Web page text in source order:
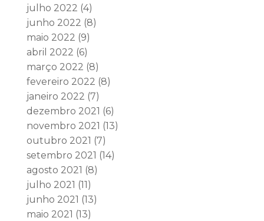
julho 2022 (4)
junho 2022 (8)
maio 2022 (9)
abril 2022 (6)
março 2022 (8)
fevereiro 2022 (8)
janeiro 2022 (7)
dezembro 2021 (6)
novembro 2021 (13)
outubro 2021 (7)
setembro 2021 (14)
agosto 2021 (8)
julho 2021 (11)
junho 2021 (13)
maio 2021 (13)